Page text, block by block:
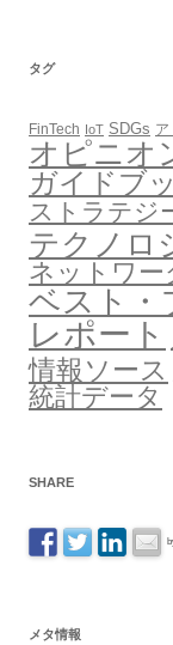
タグ
FinTech IoT SDGs ア
オピニオ
ガイドブ
ストラテジ
テクノロ
ネットワー
ベスト・
レポート
情報ソース
統計データ
SHARE
メタ情報